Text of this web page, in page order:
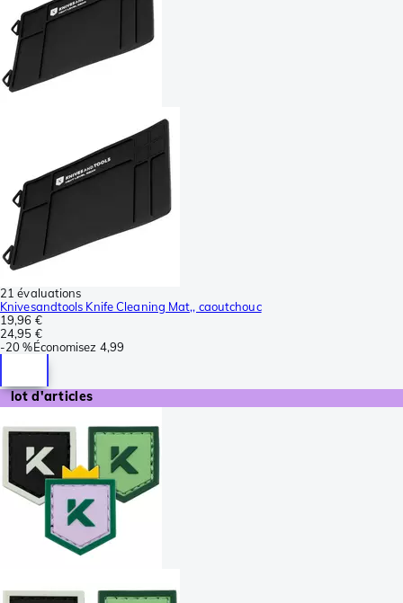
21 évaluations
Knivesandtools Knife Cleaning Mat,, caoutchouc
19,96 €
24,95 €
-20 %Économisez 4,99
lot d'articles